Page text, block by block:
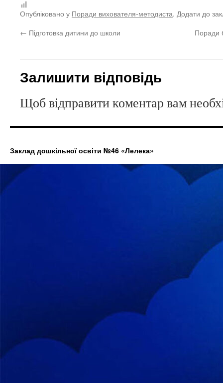
Опубліковано у Поради вихователя-методиста. Додати до
← Підготовка дитини до школи Поради
Залишити відповідь
Щоб відправити коментар вам
Заклад дошкільної освіти №46 «Лелека»